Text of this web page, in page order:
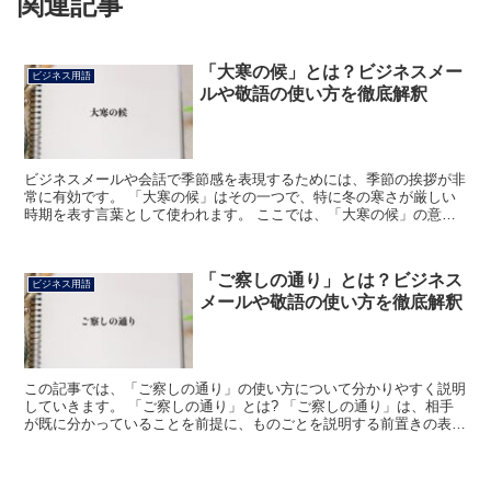
ビジネス用語
「大寒の候」とは？ビジネスメー
ルや敬語の使い方を徹底解釈
ビジネスメールや会話で季節感を表現するためには、季節の挨拶が非
常に有効です。 「大寒の候」はその一つで、特に冬の寒さが厳しい
時期を表す言葉として使われます。 ここでは、「大寒の候」の意
ビジネス用語
「ご察しの通り」とは？ビジネス
メールや敬語の使い方を徹底解釈
この記事では、「ご察しの通り」の使い方について分かりやすく説明
していきます。 「ご察しの通り」とは? 「ご察しの通り」は、相手
が既に分かっていることを前提に、ものごとを説明する前置きの表現